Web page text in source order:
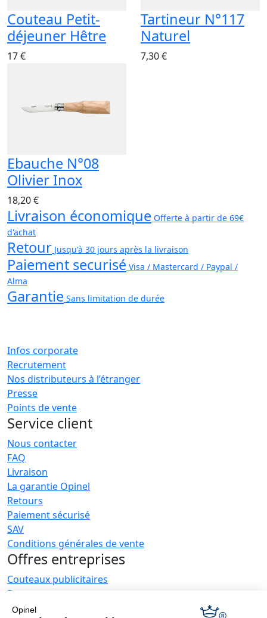
Opinel
Couteau Petit-
déjeuner Hêtre
17 €
Tartineur N°117
Naturel
7,30 €
Ebauche N°08
Olivier Inox
18,20 €
Livraison économique Offerte à partir de 69€
d'achat
Retour Jusqu'à 30 jours après la livraison
Paiement securisé Visa / Mastercard / Paypal /
Alma
Garantie Sans limitation de durée
Infos corporate
Recrutement
Nos distributeurs à l’étranger
Presse
Points de vente
Service client
Nous contacter
FAQ
Livraison
La garantie Opinel
Retours
Paiement sécurisé
SAV
Conditions générales de vente
Offres entreprises
Couteaux publicitaires
Restaurateurs
Opinel News